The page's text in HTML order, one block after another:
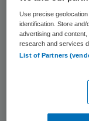
Sinds dit
accijnzen op
daardoor 1
euro moet
De
Use precise
identification. Store
advertising and
research and services
List of Partners